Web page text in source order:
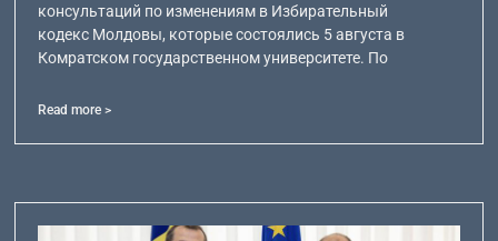
консультаций по изменениям в Избирательный
кодекс Молдовы, которые состоялись 5 августа в
Комратском государственном университете. По
Read more >